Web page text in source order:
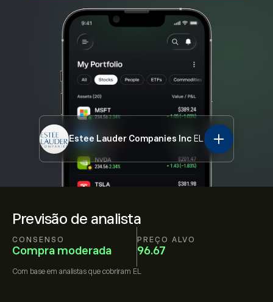
Previsão de analista
CONSENSO
Compra moderada
PREÇO ALVO
96.67
Com base em analistas que cobriram EL
Estee Lauder Companies Inc EL